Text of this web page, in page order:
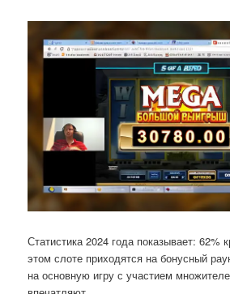
Статистика 2024 года показывает: 62%
этом слоте приходятся на бонусный
на основную игру с участием